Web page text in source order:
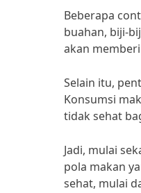
Beberapa
buahan, biji-
akan
Selain itu,
Konsumsi
tidak sehat
Jadi, mulai
pola makan
sehat, mulai